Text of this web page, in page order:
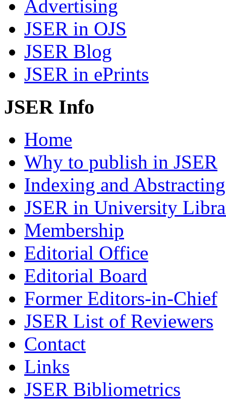
Advertising
JSER in OJS
JSER Blog
JSER in ePrints
JSER Info
Home
Why to publish in JSER
Indexing and Abstracting
JSER in University
Membership
Editorial Office
Editorial Board
Former Editors-in-Chief
JSER List of Reviewers
Contact
Links
JSER Bibliometrics